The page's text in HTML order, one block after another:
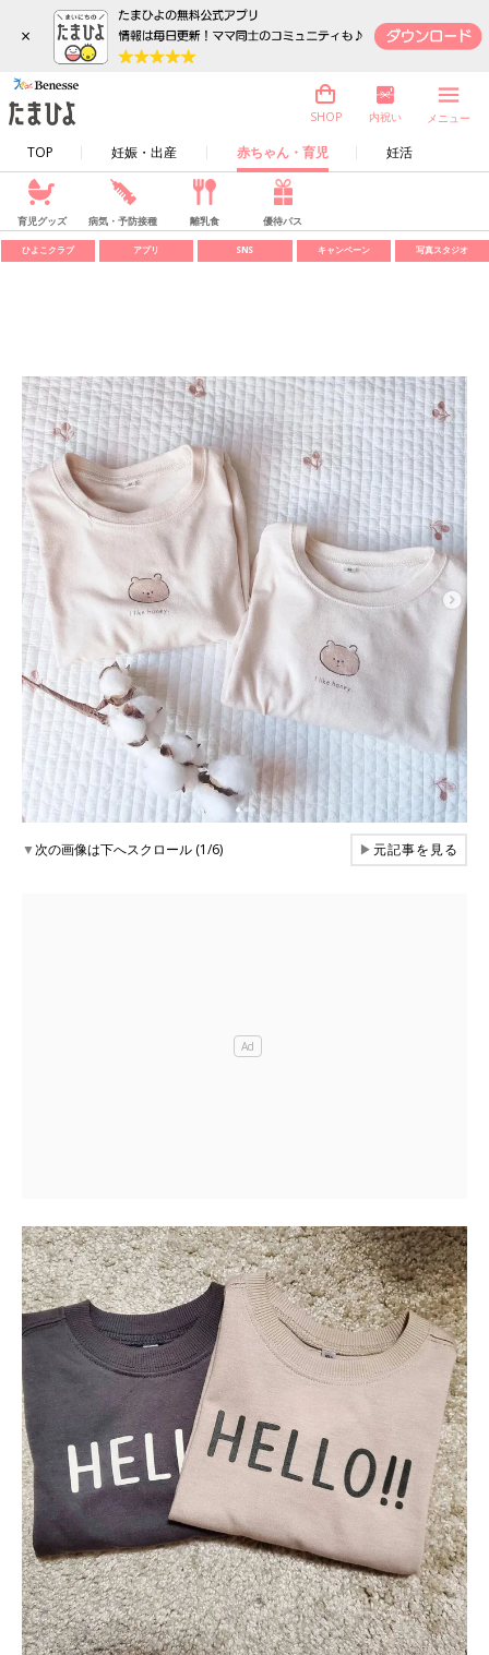
×
TOP 妊娠・出産 赤ちゃん・育児 妊活
SHOP 内祝い メニュー
育児グッズ 病気・予防接種 離乳食 優待パス
ひよこクラブ アプリ SNS キャンペーン 写真スタジオ
▼次の画像は下へスクロール (1/6) ▶元記事を見る